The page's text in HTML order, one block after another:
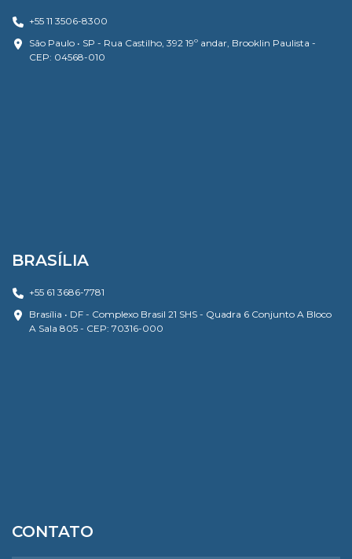
+55 11 3506-8300
São Paulo • SP - Rua Castilho, 392 19º andar, Brooklin Paulista -
CEP: 04568-010
BRASÍLIA
+55 61 3686-7781
Brasília • DF - Complexo Brasil 21 SHS - Quadra 6 Conjunto A Bloco
A Sala 805 - CEP: 70316-000
CONTATO